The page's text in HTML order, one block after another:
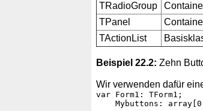
TRadioGroup
TPanel
TActionList
Beispiel 22.2: Zehn
Wir verwenden dafür
var Form1: TForm1;
Mybuttons: